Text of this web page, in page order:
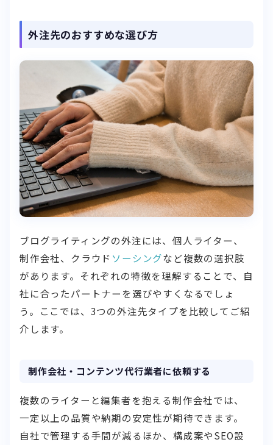
外注先のおすすめな選び方
ブログライティングの外注には、個人ライター、
制作会社、クラウド ソーシングなど複数の選択肢
があります。それぞれの特徴を理解することで、自
社に合ったパートナーを選びやすくなるでしょ
う。ここでは、3つの外注先タイプを比較してご紹
介します。
制作会社・コンテンツ代行業者に依頼する
複数のライターと編集者を抱える制作会社では、
一定以上の品質や納期の安定性が期待できます。
自社で管理する手間が減るほか、構成案やSEO設